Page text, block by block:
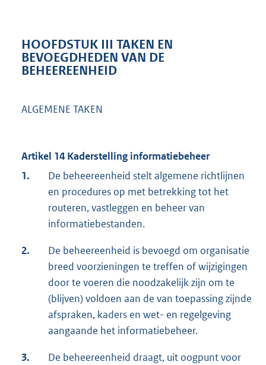
HOOFDSTUK III TAKEN EN
BEVOEGDHEDEN VAN DE
BEHEEREENHEID
ALGEMENE TAKEN
Artikel 14 Kaderstelling informatiebeheer
1.
De beheereenheid stelt algemene richtlijnen
en procedures op met betrekking tot het
routeren, vastleggen en beheer van
informatiebestanden.
2.
De beheereenheid is bevoegd om organisatie
breed voorzieningen te treffen of wijzigingen
door te voeren die noodzakelijk zijn om te
(blijven) voldoen aan de van toepassing zijnde
afspraken, kaders en wet- en regelgeving
aangaande het informatiebeheer.
3.
De beheereenheid draagt, uit oogpunt voor